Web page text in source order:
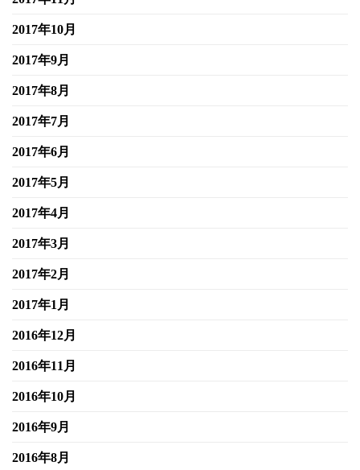
2017年10月
2017年9月
2017年8月
2017年7月
2017年6月
2017年5月
2017年4月
2017年3月
2017年2月
2017年1月
2016年12月
2016年11月
2016年10月
2016年9月
2016年8月